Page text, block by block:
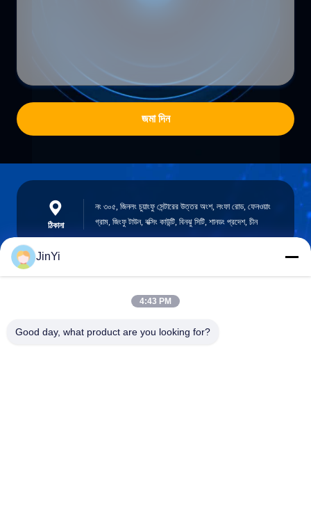
জমা দিন
ঠিকানা
নং ৩০৫, জিনলং চুয়াংফু সেন্টারের উত্তর অংশ, লংফা রোড, ফেনওয়াং
গ্রাম, জিংফু টাউন, বক্সিং কাউন্টি, বিনঝু সিটি, শানডং প্রদেশ, চীন
chenshasha1867@gmail.com
JinYi
4:43 PM
Good day, what product are you looking for?